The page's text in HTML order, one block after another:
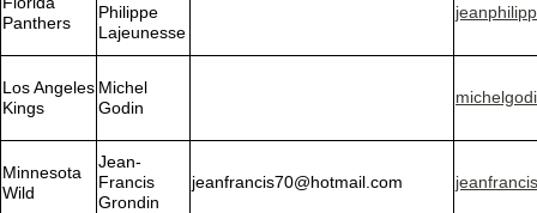
Panthers
Philippe
Lajeunesse
Los Angeles
Kings
Michel
Godin
Minnesota
Wild
Jean-
Francis
Grondin
jeanfrancis70@hotmail.com